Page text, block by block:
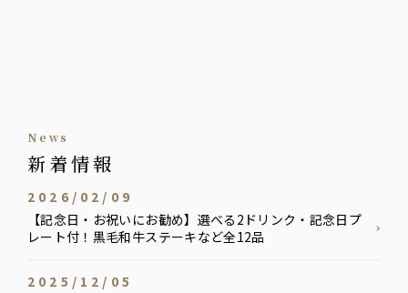
news
新着情報
2026/02/09
【記念日・お祝いにお勧め】選べる2ドリンク・記念日プ
レート付！黒毛和牛ステーキなど全12品
2025/12/05